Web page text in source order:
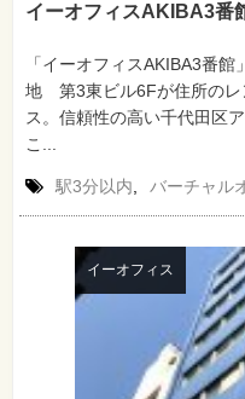
イーオフィスAKIBA3番
「イーオフィスAKIBA3番
地 第3東ビル6Fが住所のレ
ス。信頼性の高い千代田区
こ...
駅3分以内, バーチャル
イーオフィス